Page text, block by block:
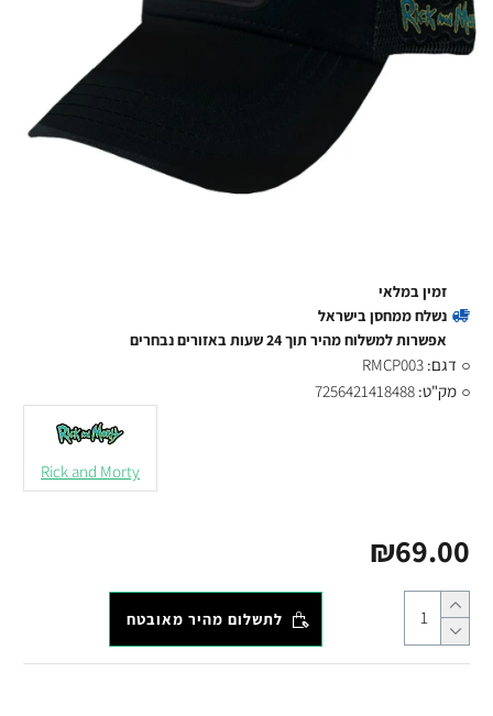
₪69.00
זמין במלאי
נשלח ממחסן בישראל
אפשרות למשלוח מהיר תוך 24 שעות באזורים נבחרים
דגם: RMCP003
מק"ט: 7256421418488
Rick and Morty
לתשלום מהיר מאובטח